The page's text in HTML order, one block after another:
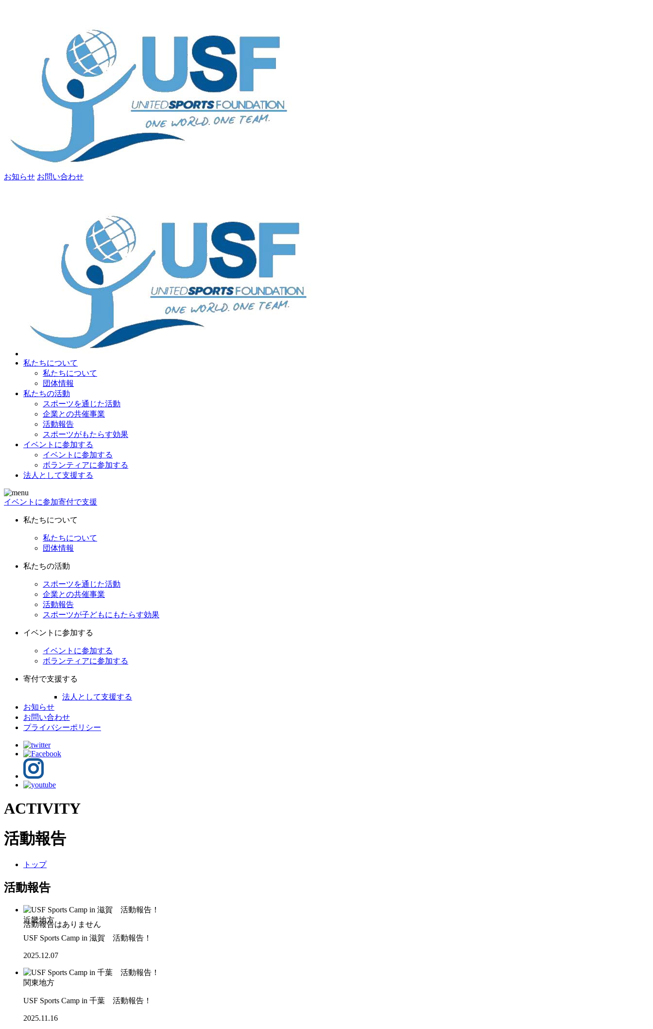
お知らせ お問い合わせ
私たちについて
私たちについて
団体情報
私たちの活動
スポーツを通じた活動
企業との共催事業
活動報告
スポーツがもたらす効果
イベントに参加する
イベントに参加する
ボランティアに参加する
法人として支援する
イベントに参加寄付で支援
私たちについて
私たちについて
団体情報
私たちの活動
スポーツを通じた活動
企業との共催事業
活動報告
スポーツが子どもにもたらす効果
イベントに参加する
イベントに参加する
ボランティアに参加する
寄付で支援する
法人として支援する
お知らせ
お問い合わせ
プライバシーポリシー
ACTIVITY
活動報告
トップ
活動報告
近畿地方
USF Sports Camp in 滋賀 活動報告！
2025.12.07
関東地方
USF Sports Camp in 千葉 活動報告！
2025.11.16